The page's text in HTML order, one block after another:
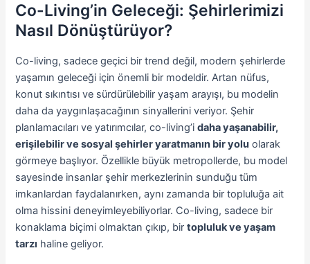
Co-Living’in Geleceği: Şehirlerimizi
Nasıl Dönüştürüyor?
Co-living, sadece geçici bir trend değil, modern şehirlerde
yaşamın geleceği için önemli bir modeldir. Artan nüfus,
konut sıkıntısı ve sürdürülebilir yaşam arayışı, bu modelin
daha da yaygınlaşacağının sinyallerini veriyor. Şehir
planlamacıları ve yatırımcılar, co-living’idaha yaşanabilir,
erişilebilir ve sosyal şehirler yaratmanın bir yolu olarak
görmeye başlıyor. Özellikle büyük metropollerde, bu model
sayesinde insanlar şehir merkezlerinin sunduğu tüm
imkanlardan faydalanırken, aynı zamanda bir topluluğa ait
olma hissini deneyimleyebiliyorlar. Co-living, sadece bir
konaklama biçimi olmaktan çıkıp, birtopluluk ve yaşam
tarzı haline geliyor.